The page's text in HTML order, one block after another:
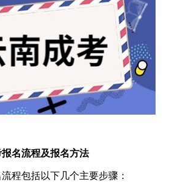
名流程及报名方法
包括以下几个主要步骤‌：